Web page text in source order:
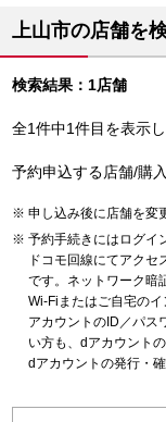
上山市の店舗を
検索結果：1店舗
全1件中1件目を表示
予約申込する店舗/購
申し込み後に店舗を変
予約手続きにはログイ
ドコモ回線にてアク
です。ネットワーク暗
Wi-Fiまたはご自宅の
アカウントのID／パス
い方も、dアカウント
dアカウントの発行・確